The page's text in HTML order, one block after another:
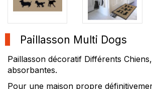
Paillasson Multi Dogs
Paillasson décoratif Différents
absorbantes.
Pour une maison propre